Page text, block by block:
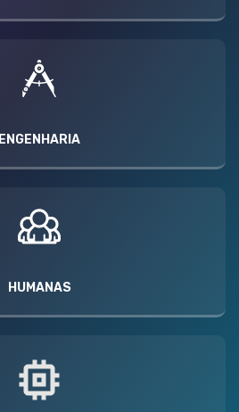
ENGENHARIA
HUMANAS